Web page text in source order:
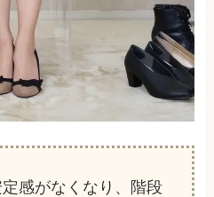
感がなくなり、階段